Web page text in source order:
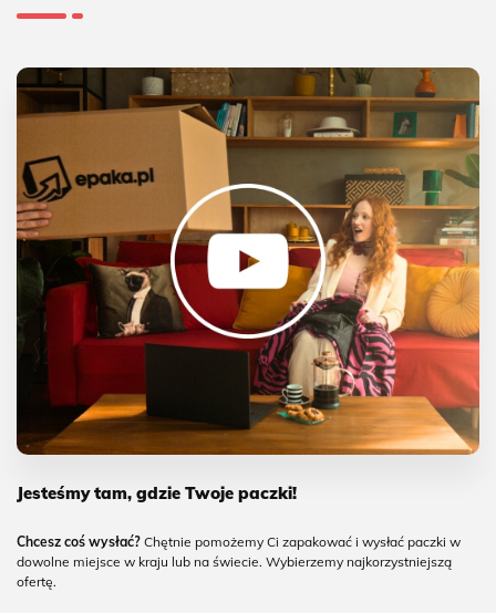
Jesteśmy tam, gdzie Twoje paczki!
Chcesz coś wysłać? Chętnie pomożemy Ci zapakować i wysłać paczki w
dowolne miejsce w kraju lub na świecie. Wybierzemy najkorzystniejszą
ofertę.